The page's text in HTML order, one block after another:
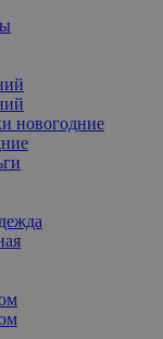
новогодние